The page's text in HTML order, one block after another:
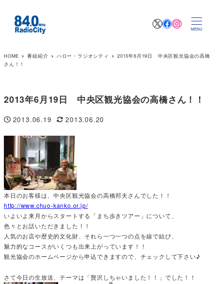
XFacebook
MENU
HOME 番組紹介 ハロー・ラジオシティ
2013年6月19日 中央区観光協会の高橋
さん！！
2013年6月19日 中央区観光協会の高橋さん！！
投稿日
2013.06.19
更新日
2013.06.20
本日のお客様は、中央区観光協会の高橋邦夫さんでした！！
http://www.chuo-kanko.or.jp/
いよいよ来月からスタートする「まち歩きツアー」について、
色々とお話いただきました！！
人気のお店や歴史的文化財、それら一つ一つの点を線で結び、
魅力的なコースがいくつも出来上がっています！！
観光協会のホームページから申込できますので、チェックして下さい♪
さて今日の生放送、テーマは「贅沢しちゃいました！！」でした！！